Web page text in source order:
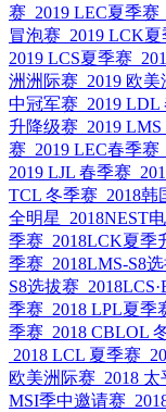
赛 2019 LEC夏季赛
冒泡赛 2019 LCK夏
2019 LCS夏季赛
洲洲际赛 2019 欧美
中冠军赛 2019 LDL
升降级赛 2019
赛 2019 LEC春季赛
2019 LJL 春季赛
TCL 冬季赛 2018韩
全明星
2018NEST
季赛 2018LCK夏季
季赛 2018LMS-S8
S8选拔赛
季赛 2018 LPL夏季
季赛 2018 CBLOL
2018 LCL 夏季赛
欧美洲际赛 2018
MSI季中邀请赛